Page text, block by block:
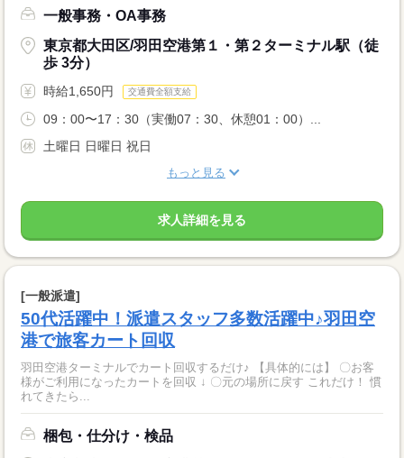
一般事務・OA事務
東京都大田区/羽田空港第１・第２ターミナル駅（徒
歩 3分）
時給1,650円 交通費全額支給
09：00〜17：30（実働07：30、休憩01：00）...
土曜日 日曜日 祝日
もっと見る
求人詳細を見る
[一般派遣]
50代活躍中！派遣スタッフ多数活躍中♪羽田空
港で旅客カート回収
羽田空港ターミナルでカート回収するだけ♪ 【具体的には】 〇お客
様がご利用になったカートを回収 ↓ 〇元の場所に戻す これだけ！ 慣
れてきたら...
梱包・仕分け・検品